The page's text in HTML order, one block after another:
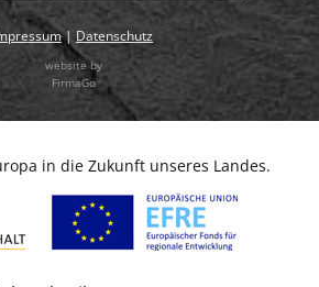
| Datenschutz
website by
FirmaGo
in die Zukunft unseres Landes.